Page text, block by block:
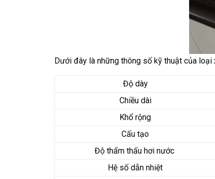
Dưới đây là những thông số kỹ thuật của loại
Độ dày
Chiều dài
Khổ rộng
Cấu tạo
Độ thẩm thấu hơi nước
Hệ số dẫn nhiệt